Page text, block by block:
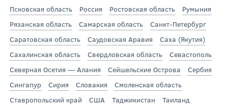
Псковская область
Россия Ростовская область
Румыния
Рязанская область
Самарская область
Санкт-Петербург
Саратовская область
Саудовская Аравия
Саха (Якутия)
Сахалинская область
Свердловская область
Севастополь
Северная Осетия — Алания
Сейшельские Острова
Сербия
Сингапур
Сирия Словакия
Смоленская область
Ставропольский край
США Таджикистан
Таиланд